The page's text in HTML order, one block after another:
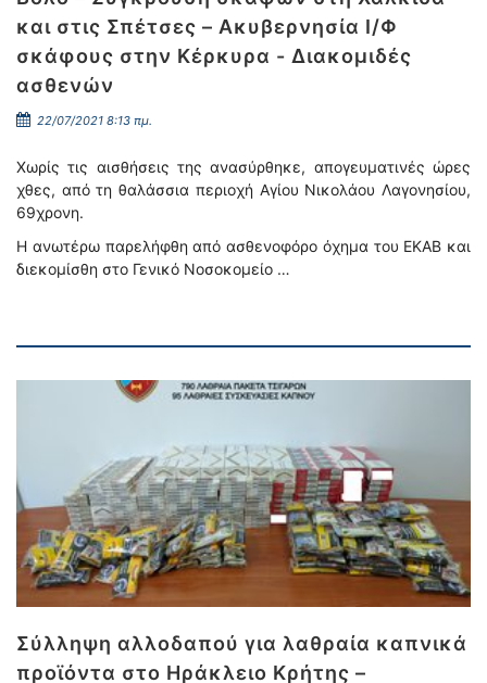
και στις Σπέτσες – Ακυβερνησία Ι/Φ
σκάφους στην Κέρκυρα - Διακομιδές
ασθενών
22/07/2021 8:13 πμ.
Χωρίς τις αισθήσεις της ανασύρθηκε, απογευματινές ώρες
χθες, από τη θαλάσσια περιοχή Αγίου Νικολάου Λαγονησίου,
69χρονη.
Η ανωτέρω παρελήφθη από ασθενοφόρο όχημα του ΕΚΑΒ και
διεκομίσθη στο Γενικό Νοσοκομείο …
Σύλληψη αλλοδαπού για λαθραία καπνικά
προϊόντα στο Ηράκλειο Κρήτης –